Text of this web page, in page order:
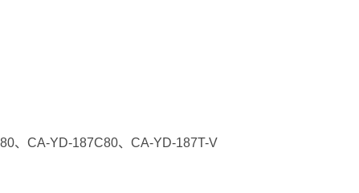
、CA-YD-187C80、CA-YD-187T-V